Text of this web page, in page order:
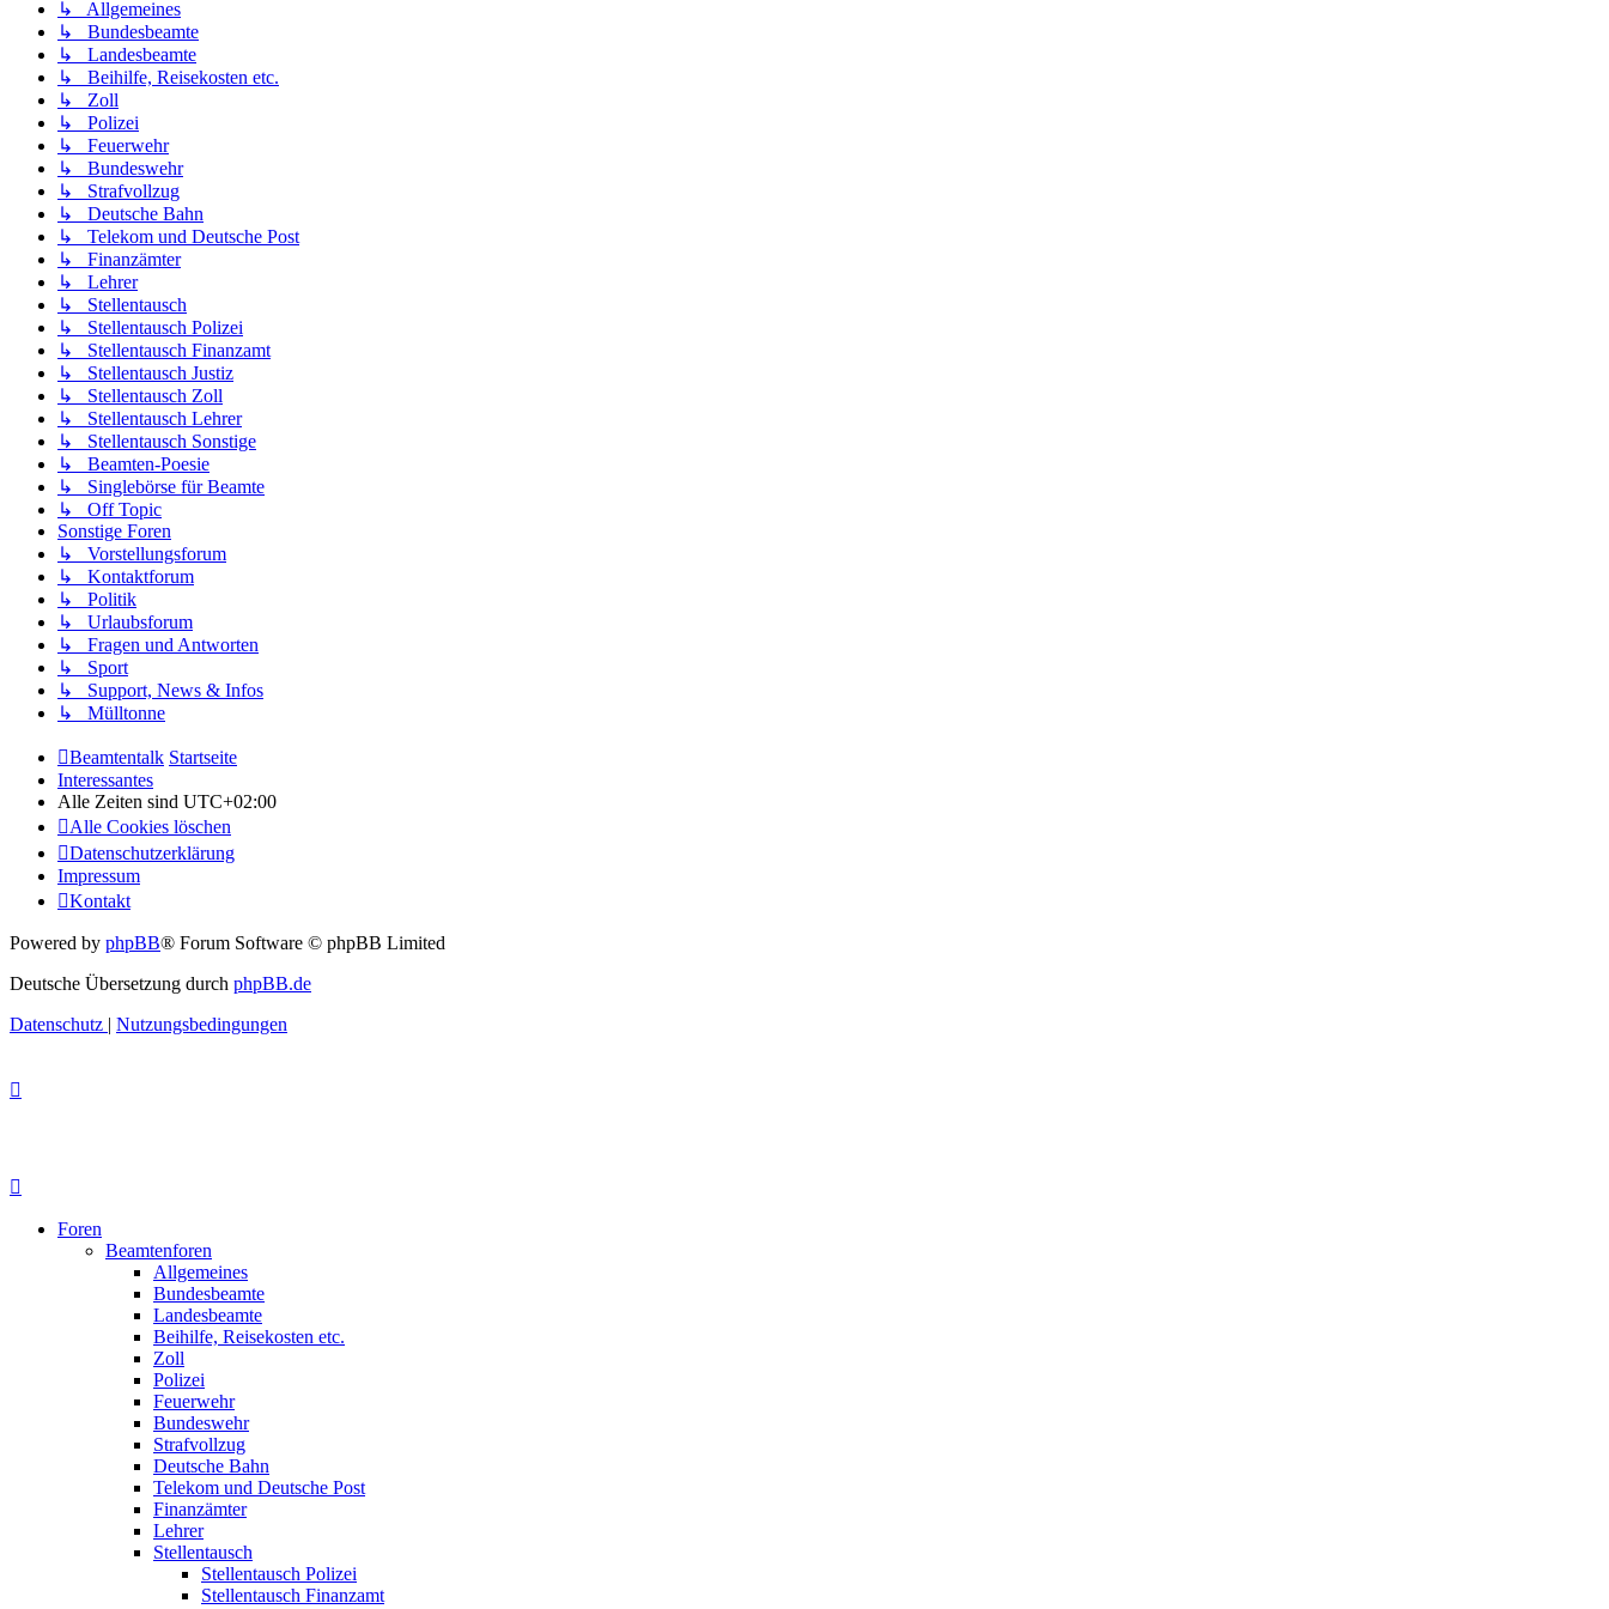
↳ Allgemeines
↳ Bundesbeamte
↳ Landesbeamte
↳ Beihilfe, Reisekosten etc.
↳ Zoll
↳ Polizei
↳ Feuerwehr
↳ Bundeswehr
↳ Strafvollzug
↳ Deutsche Bahn
↳ Telekom und Deutsche Post
↳ Finanzämter
↳ Lehrer
↳ Stellentausch
↳ Stellentausch Polizei
↳ Stellentausch Finanzamt
↳ Stellentausch Justiz
↳ Stellentausch Zoll
↳ Stellentausch Lehrer
↳ Stellentausch Sonstige
↳ Beamten-Poesie
↳ Singlebörse für Beamte
↳ Off Topic
Sonstige Foren
↳ Vorstellungsforum
↳ Kontaktforum
↳ Politik
↳ Urlaubsforum
↳ Fragen und Antworten
↳ Sport
↳ Support, News & Infos
↳ Mülltonne
Beamtentalk Startseite
Interessantes
Alle Zeiten sind UTC+02:00
Alle Cookies löschen
Datenschutzerklärung
Impressum
Kontakt
Powered by phpBB® Forum Software © phpBB Limited
Deutsche Übersetzung durch phpBB.de
Datenschutz | Nutzungsbedingungen
Foren
Beamtenforen
Allgemeines
Bundesbeamte
Landesbeamte
Beihilfe, Reisekosten etc.
Zoll
Polizei
Feuerwehr
Bundeswehr
Strafvollzug
Deutsche Bahn
Telekom und Deutsche Post
Finanzämter
Lehrer
Stellentausch
Stellentausch Polizei
Stellentausch Finanzamt